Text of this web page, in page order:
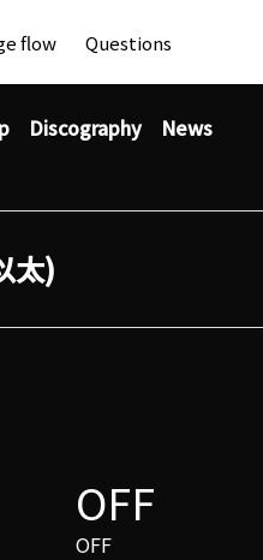
flow Questions
Discography News
太)
OFF
OFF